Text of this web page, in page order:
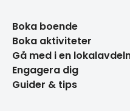
Boka boende
Boka aktiviteter
Gå med i en
Engagera dig
Guider & tips